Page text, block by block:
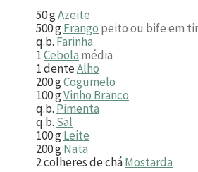
50gAzeite
500gFrango peito ou bife em
q.b. Farinha
1Cebola média
1denteAlho
200gCogumelo
100gVinho Branco
q.b. Pimenta
q.b. Sal
100gLeite
200gNata
2colheres de cháMostarda